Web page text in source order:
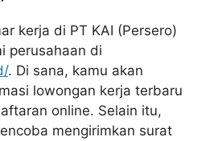
kerja di PT KAI (Persero)
perusahaan di
. Di sana, kamu akan
lowongan kerja terbaru
online. Selain itu,
mengirimkan surat